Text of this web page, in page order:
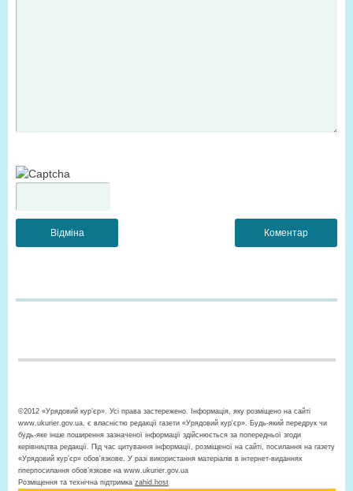
©2012 «Урядовий кур’єр». Усі права застережено. Інформація, яку розміщено на сайті
www.ukurier.gov.ua, є власністю редакції газети «Урядовий кур'єр». Будь-який передрук чи
будь-яке інше поширення зазначеної інформації здійснюється за попередньої згоди
керівництва редакції. Під час цитування інформації, розміщеної на сайті, посилання на газету
«Урядовий кур’єр» обов'язкове. У разі використання матеріалів в інтернет-виданнях
гіперпосилання обов’язкове на www.ukurier.gov.ua
Розміщення та технічна підтримка zahid.host